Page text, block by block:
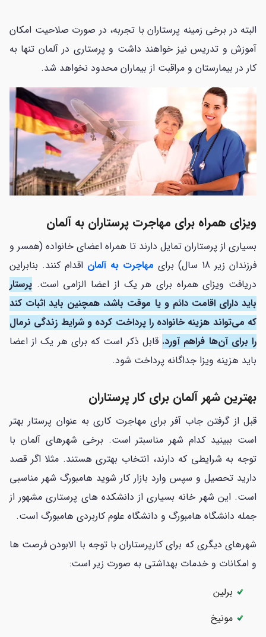
البته در برخی زمینه پرستاران با تجربه، در صورت صلاحیت امکان
آموزش و تدریس نیز خواهند داشت و پرستاری در آلمان تنها به
کار در بیمارستان و مراقبت از بیماران محدود نخواهد شد.
ویزای همراه برای مهاجرت پرستاران به آلمان
بسیاری از پرستاران تمایل دارند تا همراه اعضای خانواده (همسر و
فرزندان زیر 18 سال) برای
مهاجرت به آلمان اقدام کنند. بنابراین
دریافت ویزای همراه برای هر یک از اعضا الزامی است. پرستار
باید دارای اقامت دائم و یا موقت باشد، همچنین باید اثبات کند
که می‌تواند هزینه خانواده را پرداخت کرده و شرایط زندگی نرمال
را برای آن‌ها فراهم آورد. قابل ذکر است که برای هر یک از اعضا
باید هزینه ویزا جداگانه پرداخت شود.
بهترین شهر آلمان برای کار پرستاران
قبل از گرفتن جاب آفر برای مهاجرت کاری به عنوان پرستار بهتر
است ببینید کدام شهر مناسبتر است. برخی شهرهای آلمان با
توجه به شرایطی که دارند، انتخاب بهتری هستند. مثلا اگر قصد
دارید تحصیل و سپس وارد بازار کار شوید هامبورگ شهر مناسبی
است. این شهر خانه بسیاری از دانشکده های پرستاری مشهور از
جمله دانشگاه هامبورگ و دانشگاه علوم کاربردی هامبورگ است.
شهرهای دیگری که برای کارپرستاران با توجه با الابودن فرصت ها
و امکانات و خدمات بهداشتی به صورت زیر است:
برلین
مونیخ